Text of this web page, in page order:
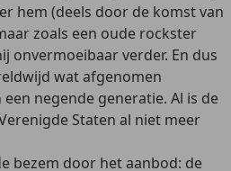
hem (deels door de komst van
zoals een oude rockster
onvermoeibaar verder. En dus
wat afgenomen
negende generatie. Al is de
Staten al niet meer
bezem door het aanbod: de